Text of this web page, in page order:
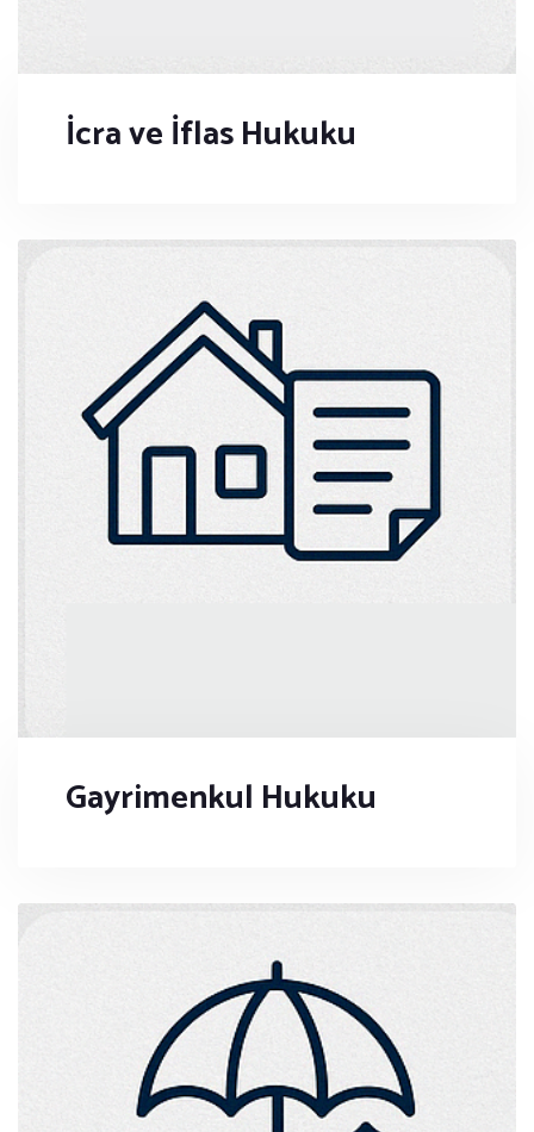
İcra ve İflas Hukuku
Gayrimenkul Hukuku